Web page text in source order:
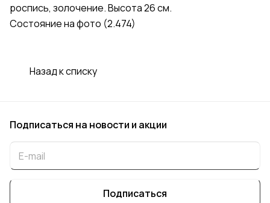
роспись, золочение. Высота 26 см.
Состояние на фото (2.474)
Назад к списку
Подписаться на новости и акции
Подписаться